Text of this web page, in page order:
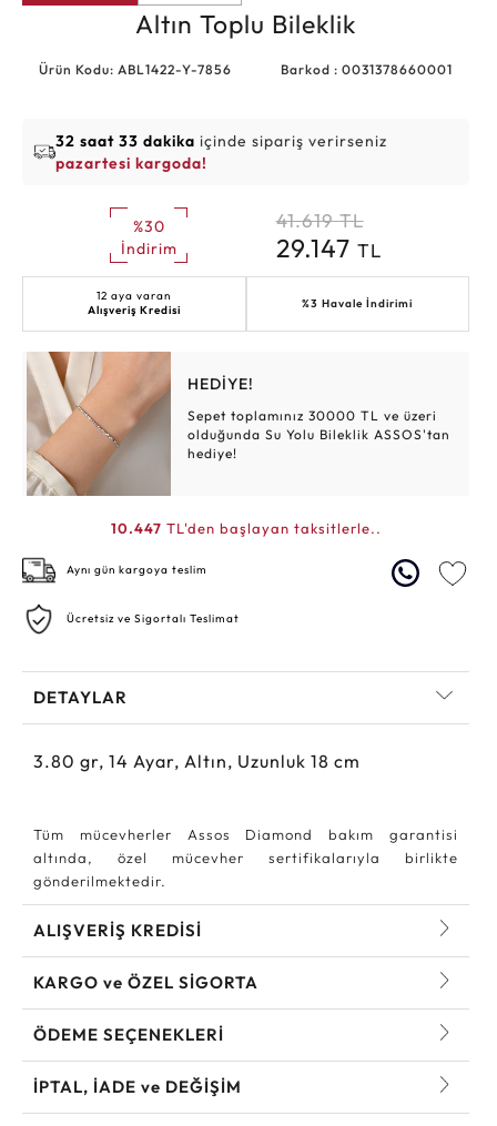
Altın Toplu Bileklik
Ürün Kodu: ABL1422-Y-7856 Barkod : 0031378660001
32 saat 33 dakika içinde sipariş verirseniz
pazartesi kargoda!
%30
İndirim
41.619 TL
29.147 TL
12 aya varan
Alışveriş Kredisi
%3 Havale İndirimi
HEDİYE!
Sepet toplamınız 30000 TL ve üzeri
olduğunda Su Yolu Bileklik ASSOS'tan
hediye!
10.447 TL'den başlayan taksitlerle..
Aynı gün kargoya teslim
Ücretsiz ve Sigortalı Teslimat
DETAYLAR
3.80 gr, 14 Ayar, Altın, Uzunluk 18 cm
Tüm mücevherler Assos Diamond bakım garantisi
altında, özel mücevher sertifikalarıyla birlikte
gönderilmektedir.
ALIŞVERİŞ KREDİSİ
KARGO ve ÖZEL SİGORTA
ÖDEME SEÇENEKLERİ
İPTAL, İADE ve DEĞİŞİM